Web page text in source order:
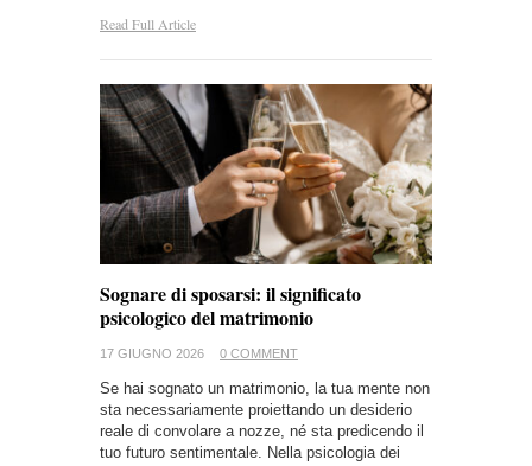
Read Full Article
Sognare di sposarsi: il significato
psicologico del matrimonio
17 GIUGNO 2026 0 COMMENT
Se hai sognato un matrimonio, la tua mente non
sta necessariamente proiettando un desiderio
reale di convolare a nozze, né sta predicendo il
tuo futuro sentimentale. Nella psicologia dei